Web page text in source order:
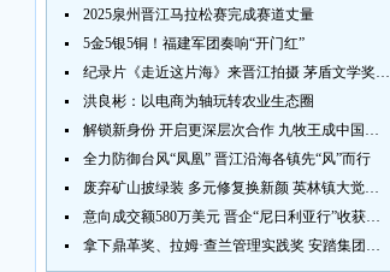
2025泉州晋江马拉松赛完成赛道丈量
5金5银5铜！福建军团奏响“开门红”
纪录片《走近这片海》来晋江拍摄 茅盾文学奖得主麦家探寻晋江“海海”人生
洪良彬：以电商为轴玩转农业生态圈
解锁新身份 开启更深层次合作 九牧王成中国奥委会官方赞助商
全力防御台风“凤凰” 晋江沿海各镇先“风”而行
废弃矿山披绿装 多元修复换新颜 英林镇大觉山片区废弃矿山生态修复项目通过验收
意向成交额580万美元 晋企“尼日利亚行”收获满满
拿下鼎革奖、拉姆·查兰管理实践奖 安踏集团获企业管理权威奖项